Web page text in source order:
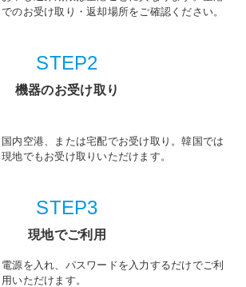
でのお受け取り・返却場所をご確認ください。
STEP2
機器のお受け取り
国内空港、または宅配でお受け取り。韓国では
現地でもお受け取りいただけます。
STEP3
現地でご利用
電源を入れ、パスワードを入力するだけでご利
用いただけます。